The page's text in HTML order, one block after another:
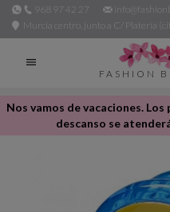
968 97 42 27
Murcia centro, junto a C/ Platería

FASHION
Nos vamos de vacaciones.
descanso se